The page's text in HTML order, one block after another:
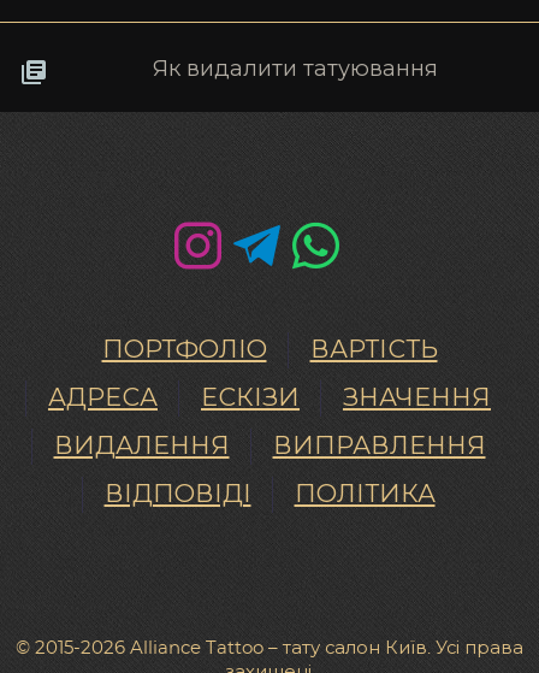
Як видалити татуювання
ПОРТФОЛІО
ВАРТІСТЬ
АДРЕСА
ЕСКІЗИ
ЗНАЧЕННЯ
ВИДАЛЕННЯ
ВИПРАВЛЕННЯ
ВІДПОВІДІ
ПОЛІТИКА
© 2015-2026 Alliance Tattoo – тату салон Київ. Усі права